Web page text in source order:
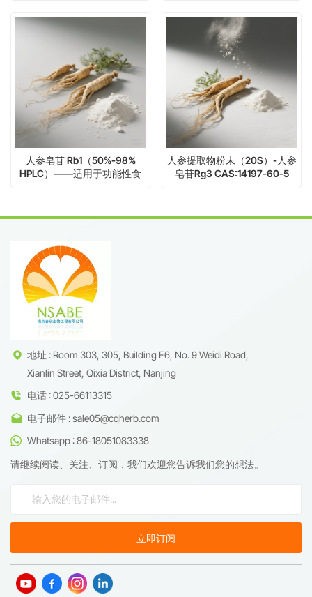
人参皂苷 Rb1（50%-98%
HPLC）——适用于功能性食
人参提取物粉末（20S）-人参
皂苷Rg3 CAS:14197-60-5
地址 : Room 303, 305, Building F6, No. 9 Weidi Road,
Xianlin Street, Qixia District, Nanjing
电话 : 025-66113315
电子邮件 : sale05@cqherb.com
Whatsapp : 86-18051083338
请继续阅读、关注、订阅，我们欢迎您告诉我们您的想法。